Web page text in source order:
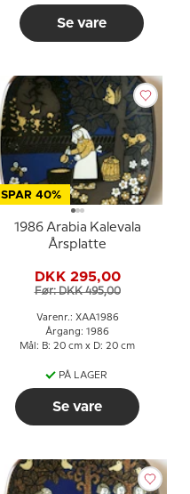
Se vare
SPAR 40%
1986 Arabia Kalevala
Årsplatte
DKK 295,00
Før: DKK 495,00
Varenr.: XAA1986
Årgang: 1986
Mål: B: 20 cm x D: 20 cm
PÅ LAGER
Se vare